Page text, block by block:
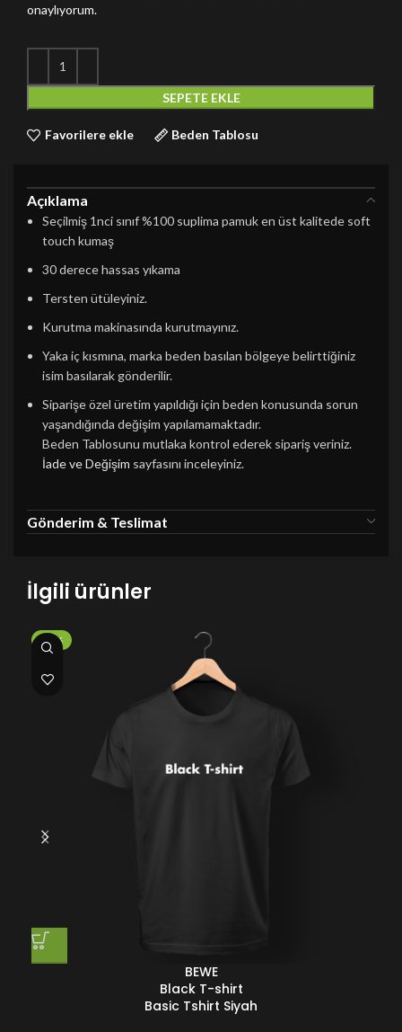
onaylıyorum.
SEPETE EKLE
Favorilere ekle Beden Tablosu
Açıklama
Seçilmiş 1nci sınıf %100 suplima pamuk en üst kalitede soft
touch kumaş
30 derece hassas yıkama
Tersten ütüleyiniz.
Kurutma makinasında kurutmayınız.
Yaka iç kısmına, marka beden basılan bölgeye belirttiğiniz
isim basılarak gönderilir.
Siparişe özel üretim yapıldığı için beden konusunda sorun
yaşandığında değişim yapılamamaktadır.
Beden Tablosunu mutlaka kontrol ederek sipariş veriniz.
İade ve Değişim sayfasını inceleyiniz.
Gönderim & Teslimat
İlgili ürünler
-25%
BEWE
Black T-shirt
Basic Tshirt Siyah